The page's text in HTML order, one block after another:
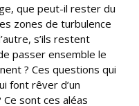
que peut-il rester du
zones de turbulence
s’ils restent
passer ensemble le
? Ces questions qui
font rêver d’un
Ce sont ces aléas